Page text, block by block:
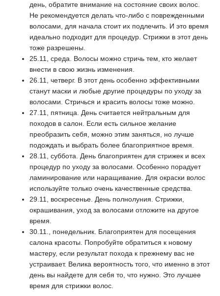
день, обратите внимание на состояние своих волос.
Не рекомендуется делать что-либо с поврежденными
волосами, для начала стоит их подлечить. И это время
идеально подходит для процедур. Стрижки в этот день
тоже разрешены.
25.11, среда. Волосы можно стричь тем, кто желает
внести в свою жизнь изменения.
26.11, четверг. В этот день особенно эффективными
станут маски и любые другие процедуры по уходу за
волосами. Стричься и красить волосы тоже можно.
27.11, пятница. День считается нейтральным для
походов в салон. Если есть сильное желание
преобразить себя, можно этим заняться, но лучше
подождать и выбрать более благоприятное время.
28.11, суббота. День благоприятен для стрижек и всех
процедур по уходу за волосами. Особенно порадует
ламинирование или наращивание. Для окраски волос
используйте только очень качественные средства.
29.11, воскресенье. День полнолуния. Стрижки,
окрашивания, уход за волосами отложите на другое
время.
30.11., понедельник. Благоприятен для посещения
салона красоты. Попробуйте обратиться к новому
мастеру, если результат похода к прежнему вас не
устраивает. Велика вероятность того, что именно в этот
день вы найдете для себя то, что нужно. Это лучшее
время для стрижки волос.